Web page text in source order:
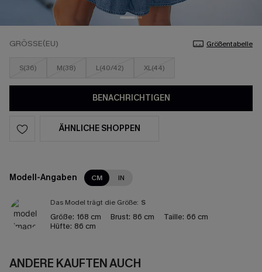
GRÖSSE(EU) Größentabelle
S(36) M(38) L(40/42) XL(44)
BENACHRICHTIGEN
ÄHNLICHE SHOPPEN
Modell-Angaben CM IN
Das Model trägt die Größe: S
Größe: 168 cm Brust: 86 cm Taille: 66 cm
Hüfte: 86 cm
ANDERE KAUFTEN AUCH